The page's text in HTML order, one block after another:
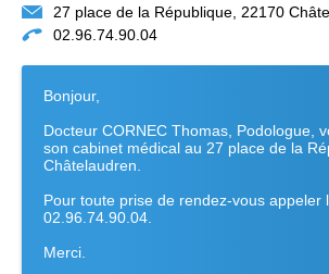
27 place de la République, 22170
02.96.74.90.04
Bonjour,
Docteur CORNEC Thomas, Podologue,
son cabinet médical au 27 place de la
Châtelaudren.
Pour toute prise de rendez-vous appeler
02.96.74.90.04.
Merci.